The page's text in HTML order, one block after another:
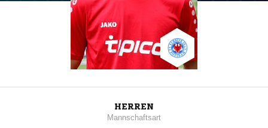
HERREN
Mannschaftsart